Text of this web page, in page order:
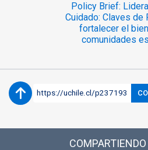
Policy Brief:
Cuidado: Claves de
fortalecer el
comunidades
https://uchile.cl/p237193